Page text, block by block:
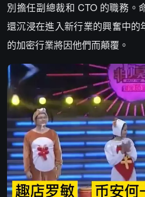
別擔任副總裁和 CTO 的職務。
還沉浸在進入新行業的興奮中
的加密行業將因他們而顛覆。